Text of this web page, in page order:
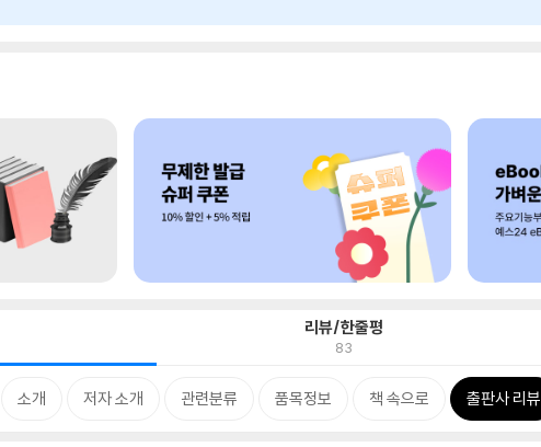
리뷰/한줄평
83
소개 저자 소개 관련분류 품목정보 책 속으로 출판사 리뷰